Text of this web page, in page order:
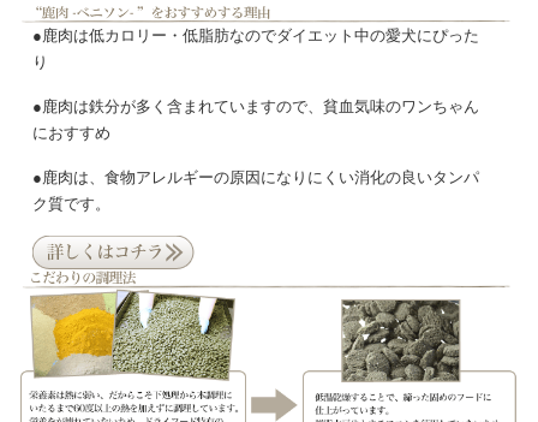
●鹿肉は低カロリー・低脂肪なのでダイエット中の愛犬にぴった
り
●鹿肉は鉄分が多く含まれていますので、貧血気味のワンちゃん
におすすめ
●鹿肉は、食物アレルギーの原因になりにくい消化の良いタンパ
ク質です。